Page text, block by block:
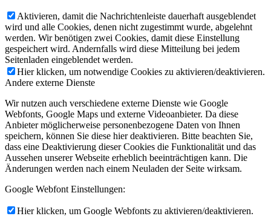
Aktivieren, damit die Nachrichtenleiste dauerhaft ausgeblendet
wird und alle Cookies, denen nicht zugestimmt wurde, abgelehnt
werden. Wir benötigen zwei Cookies, damit diese Einstellung
gespeichert wird. Andernfalls wird diese Mitteilung bei jedem
Seitenladen eingeblendet werden.
Hier klicken, um notwendige Cookies zu aktivieren/deaktivieren.
Andere externe Dienste
Wir nutzen auch verschiedene externe Dienste wie Google
Webfonts, Google Maps und externe Videoanbieter. Da diese
Anbieter möglicherweise personenbezogene Daten von Ihnen
speichern, können Sie diese hier deaktivieren. Bitte beachten Sie,
dass eine Deaktivierung dieser Cookies die Funktionalität und das
Aussehen unserer Webseite erheblich beeinträchtigen kann. Die
Änderungen werden nach einem Neuladen der Seite wirksam.
Google Webfont Einstellungen:
Hier klicken, um Google Webfonts zu aktivieren/deaktivieren.